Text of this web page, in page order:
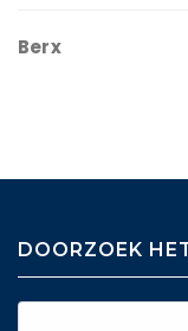
Berx
DOORZOEK